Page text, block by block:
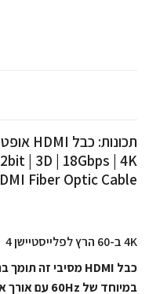
| 3D | 18Gbps | 4K
Fiber Optic Cable
4K ב-60 הרץ לפלייסטיישן 4